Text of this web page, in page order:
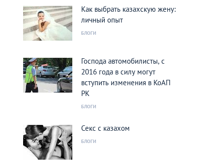
Как выбрать казахскую жену:
личный опыт
БЛОГИ
Господа автомобилисты, с
2016 года в силу могут
вступить изменения в КоАП
РК
БЛОГИ
Секс с казахом
БЛОГИ